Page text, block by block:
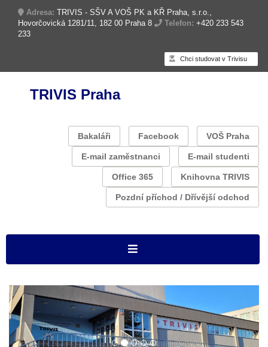
Adresa: TRIVIS - SŠV A VOŠ PK a KŘ Praha, s.r.o.,
Hovorčovická 1281/11, 182 00 Praha 8
Telefon: +420 233 543
233
Chci studovat v Trivisu
TRIVIS Praha
Bakaláři Facebook VOŠ Praha
E-mail zaměstnanci E-mail studenti
Office 365 Knihovna TRIVIS
Pozdní příchod / Dřívější odchod